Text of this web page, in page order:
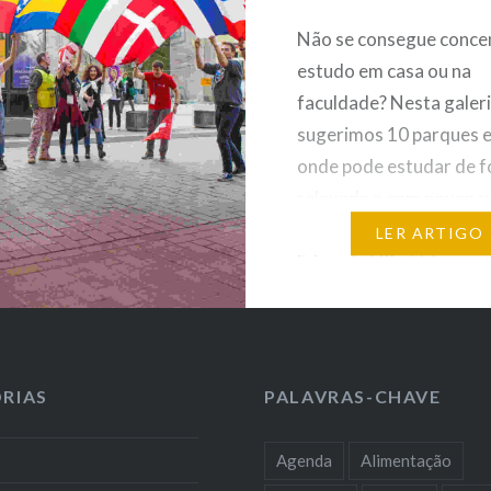
Não se consegue
estudo em casa ou na
faculdade? Nesta
sugerimos 10 parques
onde pode estudar de
Desde o famoso Parque
Eduardo VII até à
pelo tranquilo Jardim
LER ARTIGO
PALAVRAS-CHAVE
Agenda Alimentação